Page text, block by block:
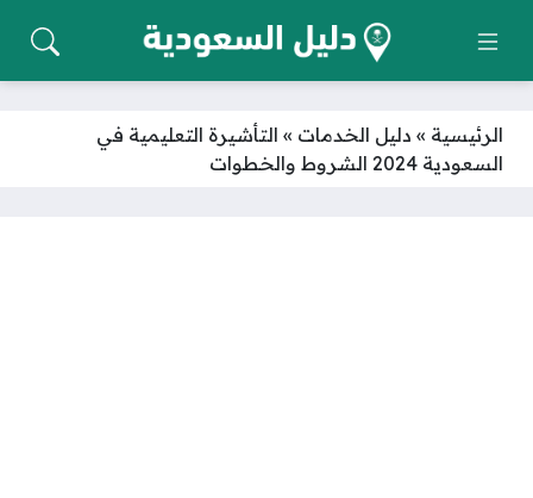
الرئيسية » دليل الخدمات » التأشيرة التعليمية في
السعودية 2024 الشروط والخطوات